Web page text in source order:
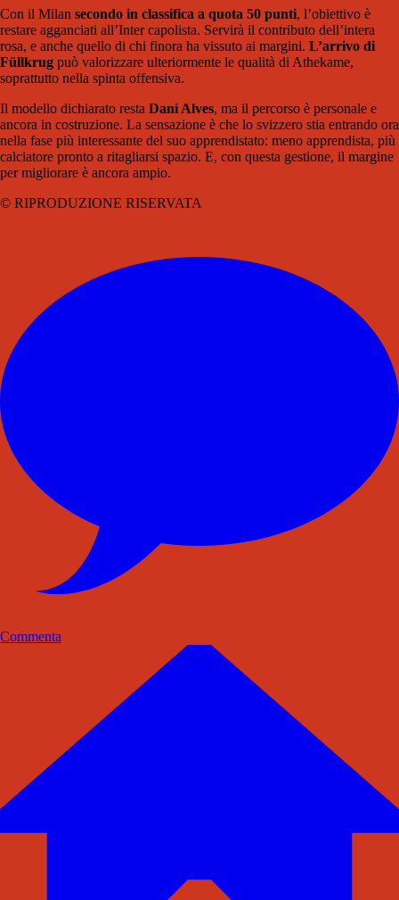
Con il Milan secondo in classifica a quota 50 punti, l’obiettivo è
restare agganciati all’Inter capolista. Servirà il contributo dell’intera
rosa, e anche quello di chi finora ha vissuto ai margini. L’arrivo di
Füllkrug può valorizzare ulteriormente le qualità di Athekame,
soprattutto nella spinta offensiva.
Il modello dichiarato resta Dani Alves, ma il percorso è personale e
ancora in costruzione. La sensazione è che lo svizzero stia entrando ora
nella fase più interessante del suo apprendistato: meno apprendista, più
calciatore pronto a ritagliarsi spazio. E, con questa gestione, il margine
per migliorare è ancora ampio.
© RIPRODUZIONE RISERVATA
Commenta